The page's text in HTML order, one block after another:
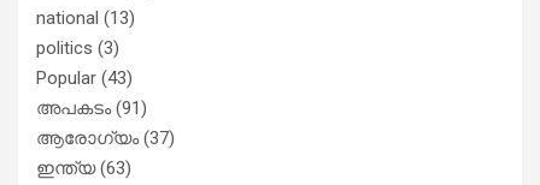
national (13)
politics (3)
Popular (43)
അപകടം(91)
ആരോഗ്യം(37)
ഇന്ത്യ(63)